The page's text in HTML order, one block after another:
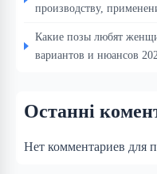
производству,
Какие позы любят
вариантов и нюансов
Останні
Нет комментариев для